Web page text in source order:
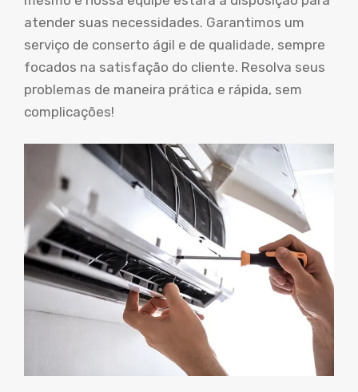
atender suas necessidades. Garantimos um
serviço de conserto ágil e de qualidade, sempre
focados na satisfação do cliente. Resolva seus
problemas de maneira prática e rápida, sem
complicações!